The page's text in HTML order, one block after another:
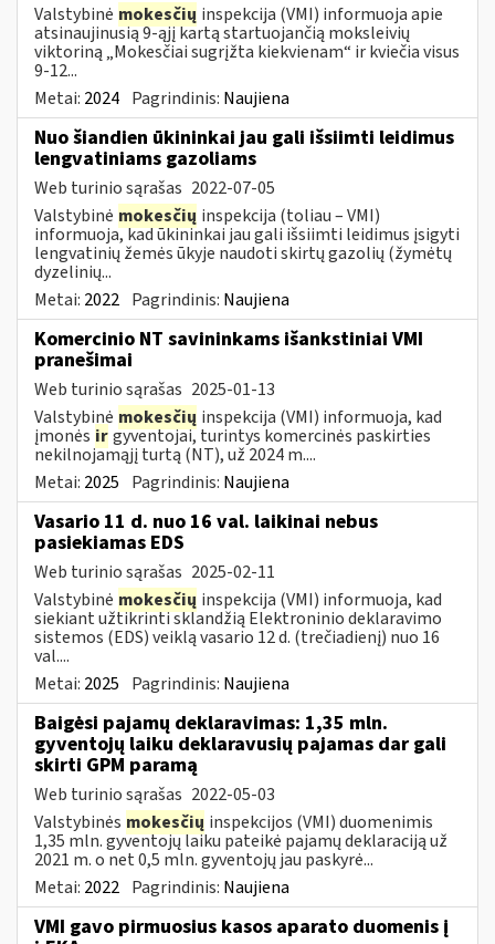
Valstybinė mokesčių inspekcija (VMI) informuoja apie
atsinaujinusią 9-ąjį kartą startuojančią moksleivių
viktoriną „Mokesčiai sugrįžta kiekvienam“ ir kviečia visus
9-12...
Metai: 2024 Pagrindinis: Naujiena
Nuo šiandien ūkininkai jau gali išsiimti leidimus
lengvatiniams gazoliams
Web turinio sąrašas 2022-07-05
Valstybinė mokesčių inspekcija (toliau – VMI)
informuoja, kad ūkininkai jau gali išsiimti leidimus įsigyti
lengvatinių žemės ūkyje naudoti skirtų gazolių (žymėtų
dyzelinių...
Metai: 2022 Pagrindinis: Naujiena
Komercinio NT savininkams išankstiniai VMI
pranešimai
Web turinio sąrašas 2025-01-13
Valstybinė mokesčių inspekcija (VMI) informuoja, kad
įmonės irgyventojai, turintys komercinės paskirties
nekilnojamąjį turtą (NT), už 2024 m....
Metai: 2025 Pagrindinis: Naujiena
Vasario 11 d. nuo 16 val. laikinai nebus
pasiekiamas EDS
Web turinio sąrašas 2025-02-11
Valstybinė mokesčių inspekcija (VMI) informuoja, kad
siekiant užtikrinti sklandžią Elektroninio deklaravimo
sistemos (EDS) veiklą vasario 12 d. (trečiadienį) nuo 16
val....
Metai: 2025 Pagrindinis: Naujiena
Baigėsi pajamų deklaravimas: 1,35 mln.
gyventojų laiku deklaravusių pajamas dar gali
skirti GPM paramą
Web turinio sąrašas 2022-05-03
Valstybinės mokesčių inspekcijos (VMI) duomenimis
1,35 mln. gyventojų laiku pateikė pajamų deklaraciją už
2021 m. o net 0,5 mln. gyventojų jau paskyrė...
Metai: 2022 Pagrindinis: Naujiena
VMI gavo pirmuosius kasos aparato duomenis į